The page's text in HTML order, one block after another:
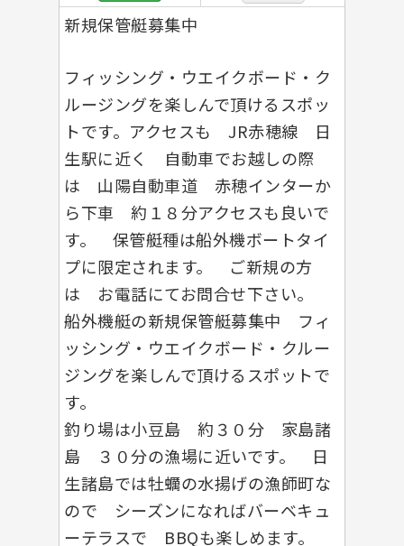
新規保管艇募集中
フィッシング・ウエイクボード・ク
ルージングを楽しんで頂けるスポッ
トです。アクセスも JR赤穂線 日
生駅に近く 自動車でお越しの際
は 山陽自動車道 赤穂インターか
ら下車 約１８分アクセスも良いで
す。 保管艇種は船外機ボートタイ
プに限定されます。 ご新規の方
は お電話にてお問合せ下さい。
船外機艇の新規保管艇募集中 フィ
ッシング・ウエイクボード・クルー
ジングを楽しんで頂けるスポットで
す。
釣り場は小豆島 約３０分 家島諸
島 ３０分の漁場に近いです。 日
生諸島では牡蠣の水揚げの漁師町な
ので シーズンになればバーベキュ
ーテラスで BBQも楽しめます。